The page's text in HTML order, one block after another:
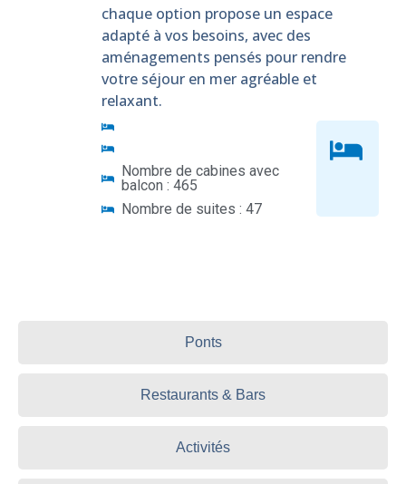
Ponts
Restaurants & Bars
Activités
chaque option propose un espace
adapté à vos besoins, avec des
aménagements pensés pour rendre
votre séjour en mer agréable et
relaxant.
Nombre de cabines avec
balcon : 465
Nombre de suites : 47